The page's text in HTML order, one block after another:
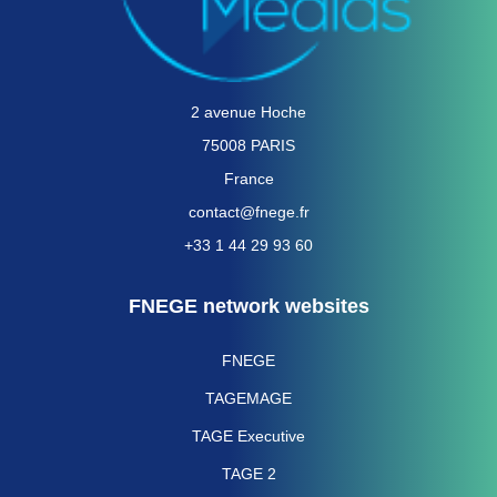
2 avenue Hoche
75008 PARIS
France
contact@fnege.fr
+33 1 44 29 93 60
FNEGE network websites
FNEGE
TAGEMAGE
TAGE Executive
TAGE 2